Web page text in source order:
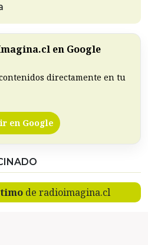
en Google
directamente en tu
en Google
de radioimagina.cl